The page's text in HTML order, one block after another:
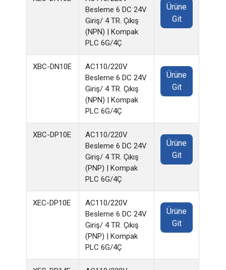
Besleme 6 DC 24V
Giriş/ 4 TR. Çıkış
(NPN) | Kompak
PLC 6G/4Ç
Ürüne
Git
XBC-DN10E
AC110/220V
Besleme 6 DC 24V
Giriş/ 4 TR. Çıkış
(NPN) | Kompak
PLC 6G/4Ç
Ürüne
Git
XBC-DP10E
AC110/220V
Besleme 6 DC 24V
Giriş/ 4 TR. Çıkış
(PNP) | Kompak
PLC 6G/4Ç
Ürüne
Git
XEC-DP10E
AC110/220V
Besleme 6 DC 24V
Giriş/ 4 TR. Çıkış
(PNP) | Kompak
PLC 6G/4Ç
Ürüne
Git